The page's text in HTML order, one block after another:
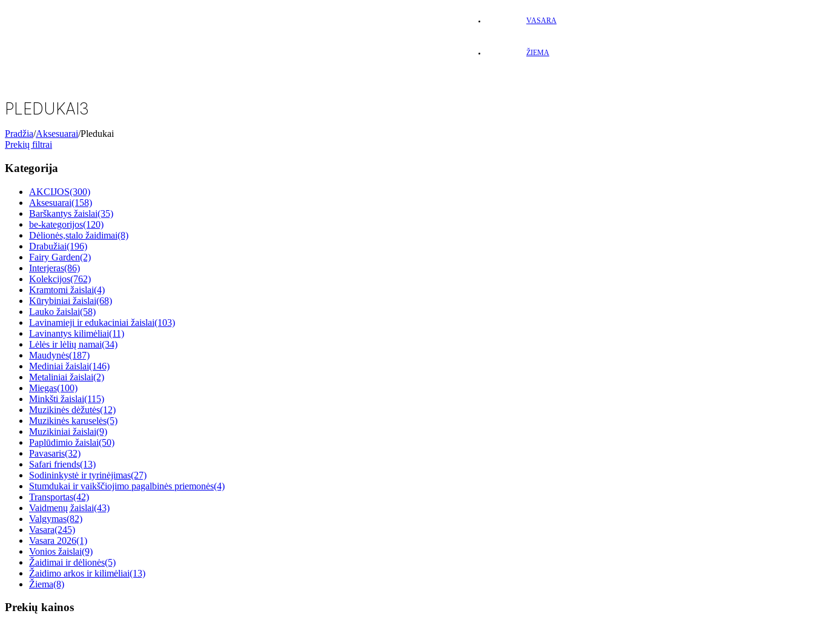
VASARA
ŽIEMA
PLEDUKAI3
Pradžia/Aksesuarai/Pledukai
Prekių filtrai
Kategorija
AKCIJOS(300)
Aksesuarai(158)
Barškantys žaislai(35)
be-kategorijos(120)
Dėlionės,stalo žaidimai(8)
Drabužiai(196)
Fairy Garden(2)
Interjeras(86)
Kolekcijos(762)
Kramtomi žaislai(4)
Kūrybiniai žaislai(68)
Lauko žaislai(58)
Lavinamieji ir edukaciniai žaislai(103)
Lavinantys kilimėliai(11)
Lėlės ir lėlių namai(34)
Maudynės(187)
Mediniai žaislai(146)
Metaliniai žaislai(2)
Miegas(100)
Minkšti žaislai(115)
Muzikinės dėžutės(12)
Muzikinės karuselės(5)
Muzikiniai žaislai(9)
Paplūdimio žaislai(50)
Pavasaris(32)
Safari friends(13)
Sodininkystė ir tyrinėjimas(27)
Stumdukai ir vaikščiojimo pagalbinės priemonės(4)
Transportas(42)
Vaidmenų žaislai(43)
Valgymas(82)
Vasara(245)
Vasara 2026(1)
Vonios žaislai(9)
Žaidimai ir dėlionės(5)
Žaidimo arkos ir kilimėliai(13)
Žiema(8)
Prekių kainos